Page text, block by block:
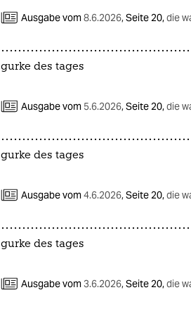
Ausgabe vom8.6.2026,Seite 20,die
gurke des tages
Ausgabe vom 5.6.2026,Seite 20,die
gurke des tages
Ausgabe vom4.6.2026,Seite 20,die
gurke des tages
Ausgabe vom3.6.2026,Seite 20,die